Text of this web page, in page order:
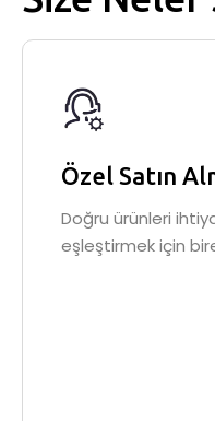
Özel Satın
Doğru ürünleri
eşleştirmek için